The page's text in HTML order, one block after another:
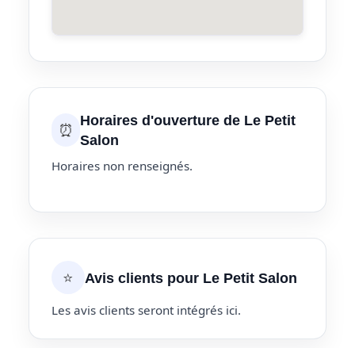
⏰ Horaires d'ouverture de Le Petit
Salon
Horaires non renseignés.
⭐ Avis clients pour Le Petit Salon
Les avis clients seront intégrés ici.